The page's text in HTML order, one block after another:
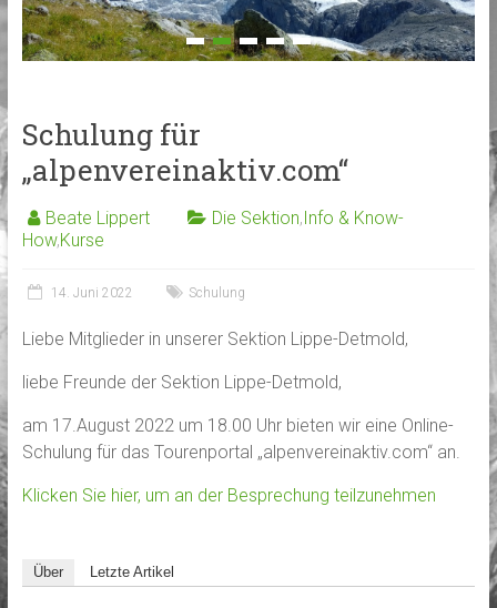
Schulung für
„alpenvereinaktiv.com“
Beate Lippert Die Sektion,Info & Know-
How,Kurse
14. Juni 2022 Schulung
Liebe Mitglieder in unserer Sektion Lippe-Detmold,
liebe Freunde der Sektion Lippe-Detmold,
am 17.August 2022 um 18.00 Uhr bieten wir eine Online-
Schulung für das Tourenportal „alpenvereinaktiv.com“ an.
Klicken Sie hier, um an der Besprechung teilzunehmen
Über Letzte Artikel